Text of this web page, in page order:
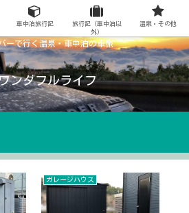
ーで行く温泉・車中泊の車旅
ンダフルライフ
ガレージハウス
車中泊旅行記
旅行記（車中泊以
外）
温泉・その他